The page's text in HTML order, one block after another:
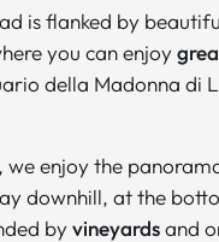
is flanked by
you can enjoy
della Madonna di
we enjoy the
downhill, at the
byvineyardsand